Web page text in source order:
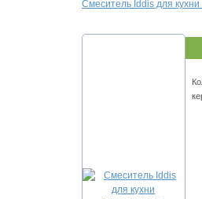
Смеситель Iddis для